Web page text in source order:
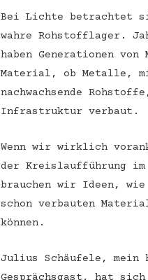
Bei Lichte betrachtet
wahre Rohstofflager.
haben Generationen von
Material, ob Metalle,
nachwachsende
Infrastruktur verbaut.
Wenn wir wirklich
der Kreislaufführung im
brauchen wir Ideen,
schon verbauten
können.
Julius Schäufele, mein
Gesprächsgast, hat